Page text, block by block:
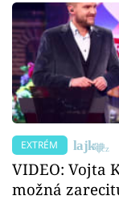
Sledujte nás
EXTRÉM
VIDEO: Vojta
možná